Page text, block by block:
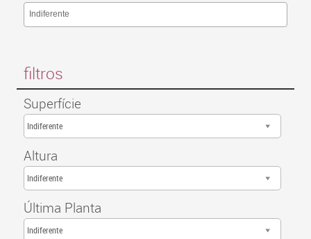
Indiferente
filtros
Superfície
Indiferente
Altura
Indiferente
Última Planta
Indiferente